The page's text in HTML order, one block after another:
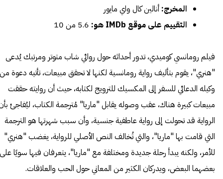
المخرج: أنالين كال واي مايور
التقييم على موقع IMDb هو:
فيلم رومانسي كوميدي، تدور أحداثه حول روائي شاب متوتر ومرتبك يُدعى
"هنري"، يقوم بتأليف رواية رومانسية لكنها لا تحقق مبيعات، تأتيه دعوة من
وكيله الدعائي للسفر إلى المكسيك للترويج لكتابه، حيث أن روايته حققت
مبيعات كبيرة هناك، عقب وصوله يقابل "ماريا" مُترجمة الكتاب، ليُفاجئ
الرواية قد تحولت إلى رواية عاطفية جنسية، وأن سبب شهرتها هو الترجمة
التي قامت بها "ماريا"، والتي تُخالف النص الأصلي للرواية، يغضب "هنري"
للأمر، ولكنه يبدأ رحلة جديدة ومختلفة مع "ماريا"، يتعرفان فيها سويًا على
بعضهما البعض، ويدركان الكثير من المعاني حول الحب والعلاقات.